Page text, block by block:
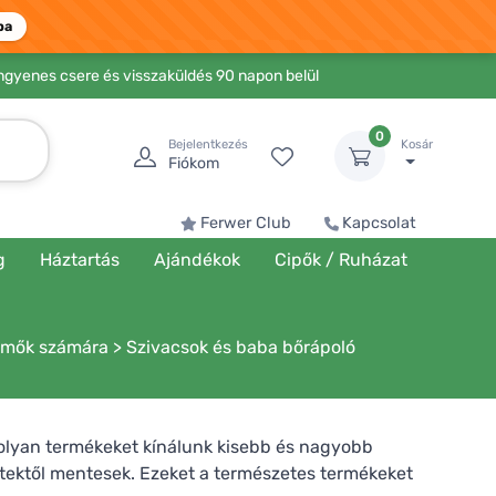
csere és visszaküldés 90 napon belül
Bejelentkezés
Fiókom
0
Kosár
Ferwer Club Kapcsolat
Háztartás Ajándékok Cipők / Ruházat
számára > Szivacsok és baba bőrápoló
termékeket kínálunk kisebb és nagyobb
mentesek. Ezeket a természetes termékeket